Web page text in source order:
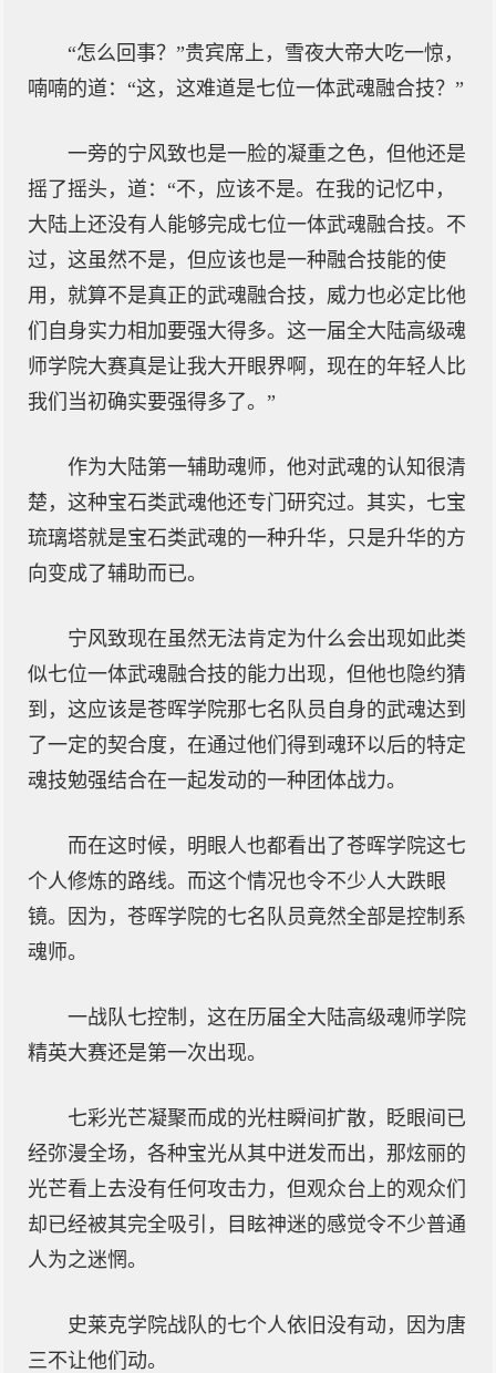
“怎么回事？”贵宾席上，雪夜大帝大吃一惊，
喃喃的道：“这，这难道是七位一体武魂融合技？”
一旁的宁风致也是一脸的凝重之色，但他还是
摇了摇头，道：“不，应该不是。在我的记忆中，
大陆上还没有人能够完成七位一体武魂融合技。不
过，这虽然不是，但应该也是一种融合技能的使
用，就算不是真正的武魂融合技，威力也必定比他
们自身实力相加要强大得多。这一届全大陆高级魂
师学院大赛真是让我大开眼界啊，现在的年轻人比
我们当初确实要强得多了。”
作为大陆第一辅助魂师，他对武魂的认知很清
楚，这种宝石类武魂他还专门研究过。其实，七宝
琉璃塔就是宝石类武魂的一种升华，只是升华的方
向变成了辅助而已。
宁风致现在虽然无法肯定为什么会出现如此类
似七位一体武魂融合技的能力出现，但他也隐约猜
到，这应该是苍晖学院那七名队员自身的武魂达到
了一定的契合度，在通过他们得到魂环以后的特定
魂技勉强结合在一起发动的一种团体战力。
而在这时候，明眼人也都看出了苍晖学院这七
个人修炼的路线。而这个情况也令不少人大跌眼
镜。因为，苍晖学院的七名队员竟然全部是控制系
魂师。
一战队七控制，这在历届全大陆高级魂师学院
精英大赛还是第一次出现。
七彩光芒凝聚而成的光柱瞬间扩散，眨眼间已
经弥漫全场，各种宝光从其中迸发而出，那炫丽的
光芒看上去没有任何攻击力，但观众台上的观众们
却已经被其完全吸引，目眩神迷的感觉令不少普通
人为之迷惘。
史莱克学院战队的七个人依旧没有动，因为唐
三不让他们动。